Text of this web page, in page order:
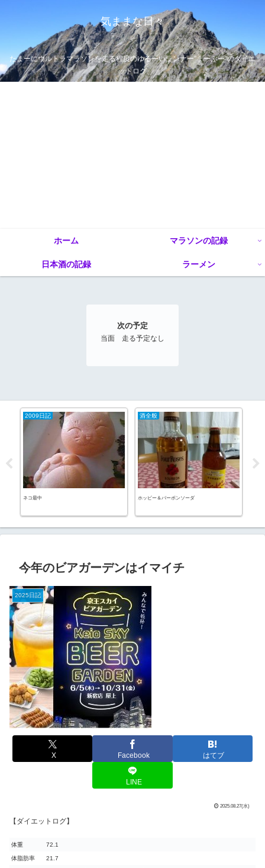
気ままな日々
たまーにウルトラマラソンを走る程度のゆるーいランナー”まーぶー”のダイエ
ットログ
ホーム マラソンの記録
日本酒の記録 ラーメン
次の予定
当面 走る予定なし
2009日記
ネコ最中
酒全般
ホッピー＆バーボンソーダ
今年のビアガーデンはイマイチ
2025日記
X Facebook はてブ
LINE
2025.08.27(水)
【ダイエットログ】
体重 72.1
体脂肪率 21.7